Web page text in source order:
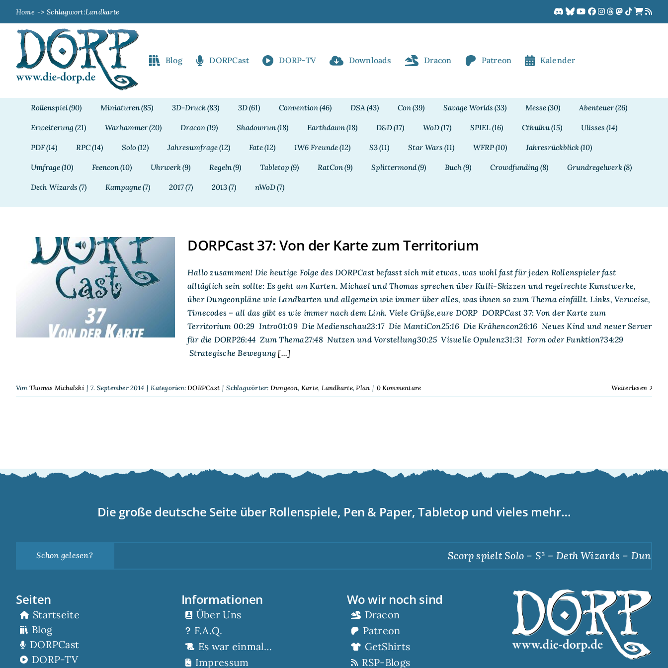
springen
Home Schlagwort:Landkarte
Blog DORPCast DORP-TV Downloads Dracon Patreon Kalender
Rollenspiel(90) Miniaturen(85) 3D-Druck(83) 3D(61) Convention(46) DSA(43) Con(39) Savage Worlds (33) Messe(30) Abenteuer(26)
Erweiterung (21) Warhammer(20) Dracon(19) Shadowrun(18) Earthdawn(18) D&D(17) WoD(17) SPIEL(16) Cthulhu(15) Ulisses (14)
PDF(14) RPC(14) Solo(12) Jahresumfrage(12) Fate(12) 1W6 Freunde(12) S3(11) Star Wars (11) WFRP(10) Jahresrückblick(10)
Umfrage(10) Feencon(10) Uhrwerk(9) Regeln(9) Tabletop (9) RatCon(9) Splittermond(9) Buch(9) Crowdfunding (8) Grundregelwerk(8)
Deth Wizards (7) Kampagne(7) 2017(7) 2013(7) nWoD(7)
DORPCast 37: Von der
Karte zum Territorium
DORPCast 37: Von der Karte zum Territorium
Hallo zusammen! Die heutige Folge des DORPCast befasst sich mit etwas, was wohl fast für jeden Rollenspieler fast
alltäglich sein sollte: Es geht um Karten. Michael und Thomas sprechen über Kulli-Skizzen und regelrechte Kunstwerke,
über Dungeonpläne wie Landkarten und allgemein wie immer über alles, was ihnen so zum Thema einfällt. Links, Verweise,
Timecodes – all das gibt es wie immer nach dem Link. Viele Grüße,eure DORP DORPCast 37: Von der Karte zum
Territorium 00:29 Intro01:09 Die Medienschau23:17 Die MantiCon25:16 Die Krähencon26:16 Neues Kind und neuer Server
für die DORP26:44 Zum Thema27:48 Nutzen und Vorstellung30:25 Visuelle Opulenz31:31 Form oder Funktion?34:29
Strategische Bewegung [...]
Von Thomas Michalski | 7. September 2014 | Kategorien:DORPCast | Schlagwörter: Dungeon, Karte, Landkarte,Plan | 0 Kommentare Weiterlesen
Die große deutsche Seite über Rollenspiele, Pen & Paper, Tabletop und vieles mehr…
Schon gelesen? Scorp spielt Solo – S³ – Deth Wizards – Dunkle
Seiten
Startseite
Blog
DORPCast
DORP-TV
Informationen
Über Uns
F.A.Q.
Es war einmal…
Impressum
Wo wir noch sind
Dracon
Patreon
GetShirts
RSP-Blogs